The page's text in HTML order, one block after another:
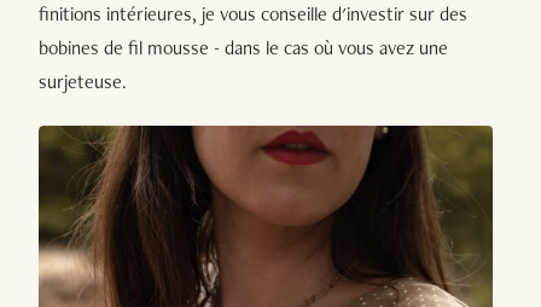
finitions intérieures, je vous conseille d'investir sur des
bobines de fil mousse - dans le cas où vous avez une
surjeteuse.